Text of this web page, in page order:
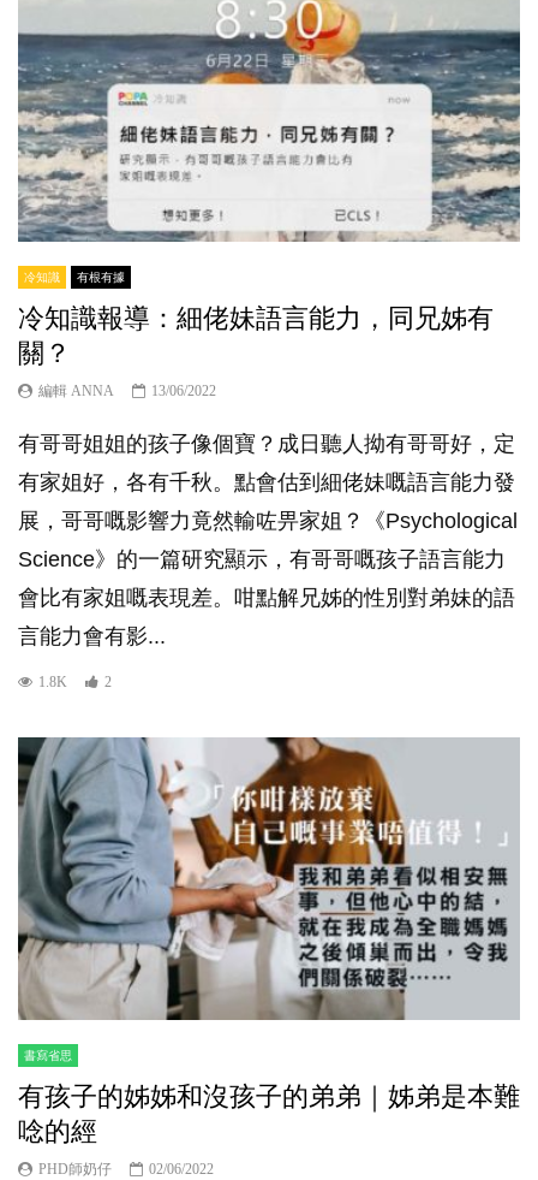
冷知識 有根有據
冷知識報導：細佬妹語言能力，同兄姊有
關？
編輯 ANNA 13/06/2022
有哥哥姐姐的孩子像個寶？成日聽人拗有哥哥好，定
有家姐好，各有千秋。點會估到細佬妹嘅語言能力發
展，哥哥嘅影響力竟然輸咗畀家姐？《Psychological
Science》的一篇研究顯示，有哥哥嘅孩子語言能力
會比有家姐嘅表現差。咁點解兄姊的性別對弟妹的語
言能力會有影...
1.8K 2
書寫省思
有孩子的姊姊和沒孩子的弟弟｜姊弟是本難
唸的經
PHD師奶仔 02/06/2022